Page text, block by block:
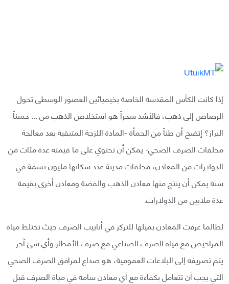
إذا كانت الكأس المقدسة الخاصة بخيميائين العصور الوسطى تحول
الرصاص إلى ذهب، فالأشد سحراً هو استخلاص الذهب من ... حسناً
البراز؟ إتضح أن طناً من الحمأة -المادة اللزجة المتبقية بعد معالجة
مخلفات الصرف الصحي- يمكن أن تحتوي على ما قيمته عدة مئات من
الدولارات من المعادن، مخلفات مدينة عدد سكانها مليون نسمة في
سنة يمكن أن ينتج منها معادن الذهب والفضة ومعادن أخرى بقيمة
عدة ملايين من الدولارات.
لطالما عرفت المعادن بميلها للتركز في أنابيب الصرف حيث تختلط مياه
المراحيض مع مياه الصرف الصناعي مع صرف الأمطار وأي شئ آخر
يتم تصريفه إلى البلاعات العمومية، هو صداع لمرافق الصرف الصحي
التي يجب أن تتعامل بكفاءة مع أي معادن سامة في مياة الصرف قبل